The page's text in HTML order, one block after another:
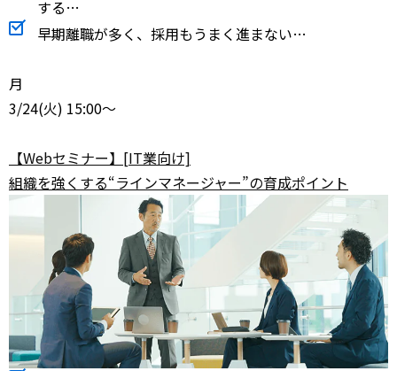
する…
早期離職が多く、採用もうまく進まない…
月
3/24(火) 15:00～
【Webセミナー】[IT業向け]
組織を強くする“ラインマネージャー”の育成ポイント